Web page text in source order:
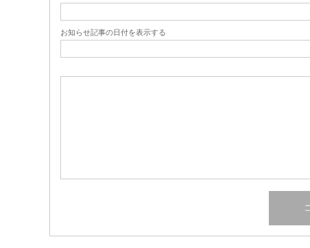
お知らせ記事の日付を表示する